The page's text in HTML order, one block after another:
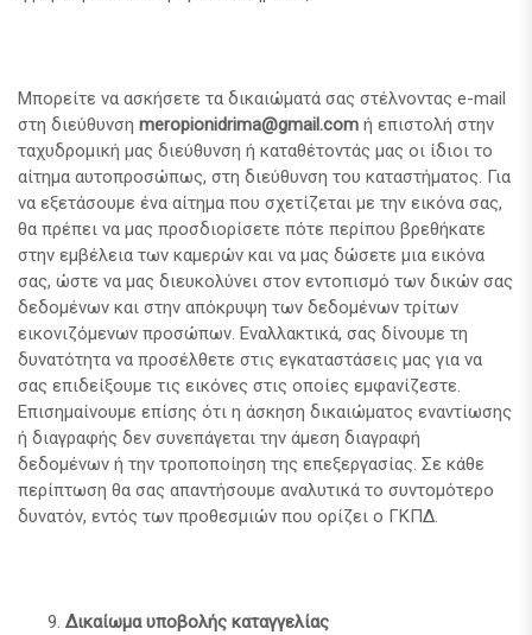
Μπορείτε να ασκήσετε τα δικαιώματά σας στέλνοντας e-mail
στη διεύθυνση meropionidrima@gmail.com ή επιστολή στην
ταχυδρομική μας διεύθυνση ή καταθέτοντάς μας οι ίδιοι το
αίτημα αυτοπροσώπως, στη διεύθυνση του καταστήματος. Για
να εξετάσουμε ένα αίτημα που σχετίζεται με την εικόνα σας,
θα πρέπει να μας προσδιορίσετε πότε περίπου βρεθήκατε
στην εμβέλεια των καμερών και να μας δώσετε μια εικόνα
σας, ώστε να μας διευκολύνει στον εντοπισμό των δικών σας
δεδομένων και στην απόκρυψη των δεδομένων τρίτων
εικονιζόμενων προσώπων. Εναλλακτικά, σας δίνουμε τη
δυνατότητα να προσέλθετε στις εγκαταστάσεις μας για να
σας επιδείξουμε τις εικόνες στις οποίες εμφανίζεστε.
Επισημαίνουμε επίσης ότι η άσκηση δικαιώματος εναντίωσης
ή διαγραφής δεν συνεπάγεται την άμεση διαγραφή
δεδομένων ή την τροποποίηση της επεξεργασίας. Σε κάθε
περίπτωση θα σας απαντήσουμε αναλυτικά το συντομότερο
δυνατόν, εντός των προθεσμιών που ορίζει ο ΓΚΠΔ.
Δικαίωμα υποβολής καταγγελίας